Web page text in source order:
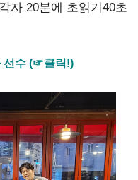
자 20분에 초읽기40초
선수 (☞클릭!)